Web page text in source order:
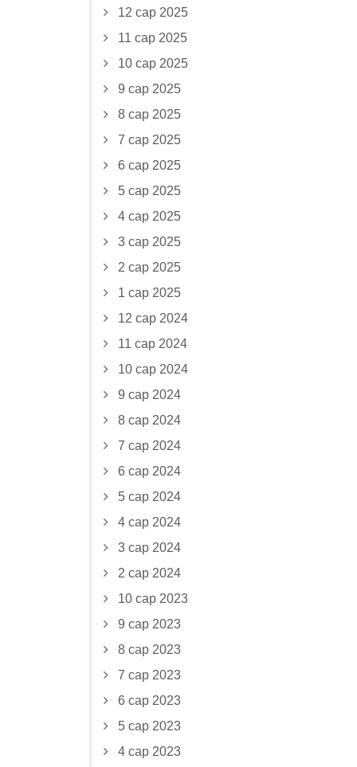
12 сар 2025
11 сар 2025
10 сар 2025
9 сар 2025
8 сар 2025
7 сар 2025
6 сар 2025
5 сар 2025
4 сар 2025
3 сар 2025
2 сар 2025
1 сар 2025
12 сар 2024
11 сар 2024
10 сар 2024
9 сар 2024
8 сар 2024
7 сар 2024
6 сар 2024
5 сар 2024
4 сар 2024
3 сар 2024
2 сар 2024
10 сар 2023
9 сар 2023
8 сар 2023
7 сар 2023
6 сар 2023
5 сар 2023
4 сар 2023